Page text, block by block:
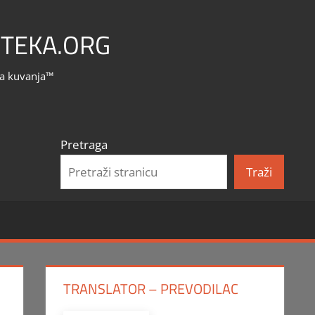
kuvanja™
Pretraga
Traži
TRANSLATOR – PREVODILAC